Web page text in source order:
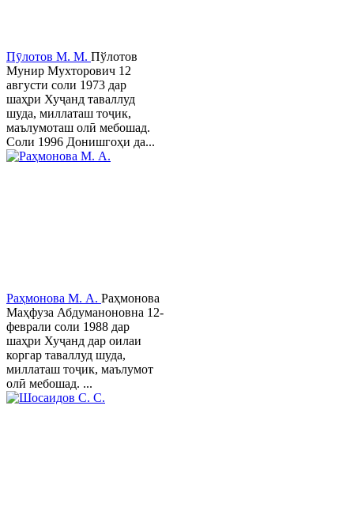
Пӯлотов М. М. Пўлотов
Мунир Мухторович 12
августи соли 1973 дар
шаҳри Хуҷанд таваллуд
шуда, миллаташ тоҷик,
маълумоташ олӣ мебошад.
Соли 1996 Донишгоҳи да...
Раҳмонова М. А. Раҳмонова
Маҳфуза Абдуманоновна 12-
феврали соли 1988 дар
шаҳри Хуҷанд дар оилаи
коргар таваллуд шуда,
миллаташ тоҷик, маълумот
олӣ мебошад. ...